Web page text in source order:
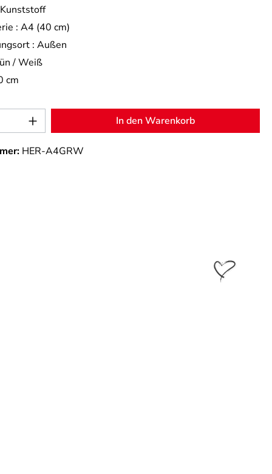
Kunststoff
: A4 (40 cm)
: Außen
/ Weiß
cm
Gib den gewünschten Wert ein
In den Warenkorb
HER-A4GRW